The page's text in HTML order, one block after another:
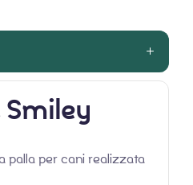
Smiley
palla per cani realizzata